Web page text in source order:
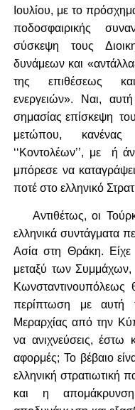
Ιουλίου, με το
ποδοσφαιρικής
σύσκεψη τους
δυνάμεων και
της επιθέσεως
ενεργειών». Ναι,
σημασίας επίσκεψη
μετώπου, κανένας
‘‘Κοντολέων’’, με ή
μπόρεσε να
ποτέ στο ελληνικό
Αντιθέτως, οι
ελληνικά συντάγματα
Ασία στη Θράκη. Είχε
μεταξύ των Συμμάχων,
Κωνσταντινουπόλεως
περίπτωση με αυτή
Μεραρχίας από την
να ανιχνεύσεις, έστω
αφορμές; Το βέβαιο
ελληνική στρατιωτική
και η